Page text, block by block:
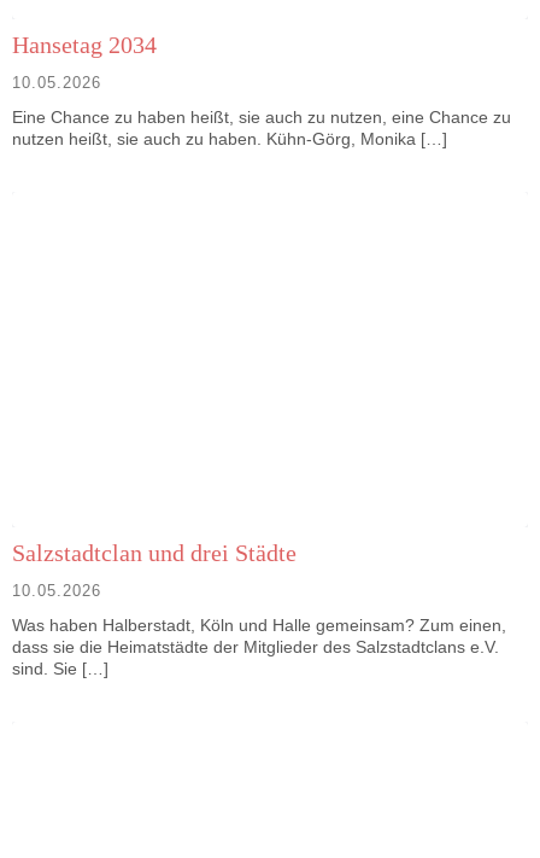
Hansetag 2034
10.05.2026
Eine Chance zu haben heißt, sie auch zu nutzen, eine Chance zu
nutzen heißt, sie auch zu haben. Kühn-Görg, Monika […]
Salzstadtclan und drei Städte
10.05.2026
Was haben Halberstadt, Köln und Halle gemeinsam? Zum einen,
dass sie die Heimatstädte der Mitglieder des Salzstadtclans e.V.
sind. Sie […]